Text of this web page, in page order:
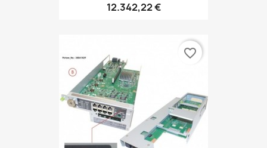
12.342,22 €
favorite_border